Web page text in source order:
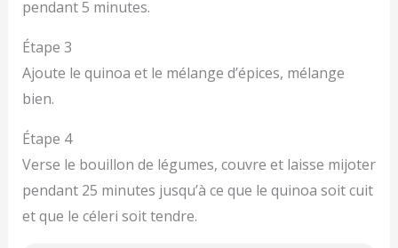
pendant 5 minutes.
Étape 3
Ajoute le quinoa et le mélange d’épices, mélange
bien.
Étape 4
Verse le bouillon de légumes, couvre et laisse mijoter
pendant 25 minutes jusqu’à ce que le quinoa soit cuit
et que le céleri soit tendre.